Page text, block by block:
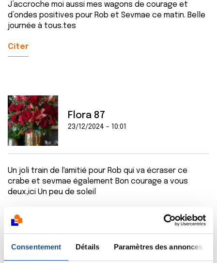
Consentement Détails Paramètres des annonces
J’accroche moi aussi mes wagons de courage et
d’ondes positives pour Rob et Sevmae ce matin. Belle
journée à tous.tes
Citer
Flora 87
23/12/2024 - 10:01
Un joli train de l'amitié pour Rob qui va écraser ce
crabe et sevmae également Bon courage a vous
deux,ici Un peu de soleil
Pas de ça papotte hier soir peut être du Aux fêtes qui
arrivent une petite pause
Citer